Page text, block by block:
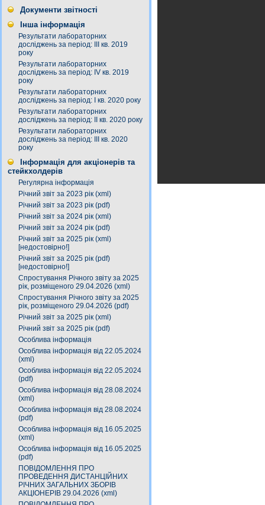
Документи звітності
Інша інформація
Результати лабораторних
досліджень за період: III кв. 2019
року
Результати лабораторних
досліджень за період: IV кв. 2019
року
Результати лабораторних
досліджень за період: I кв. 2020 року
Результати лабораторних
досліджень за період: ІI кв. 2020 року
Результати лабораторних
досліджень за період: ІІІ кв. 2020
року
Інформація для акціонерів та
стейкхолдерів
Регулярна інформація
Річний звіт за 2023 рік (xml)
Річний звіт за 2023 рік (pdf)
Річний звіт за 2024 рік (xml)
Річний звіт за 2024 рік (pdf)
Річний звіт за 2025 рік (xml)
[недостовірно!]
Річний звіт за 2025 рік (pdf)
[недостовірно!]
Спростування Річного звіту за 2025
рік, розміщеного 29.04.2026 (xml)
Спростування Річного звіту за 2025
рік, розміщеного 29.04.2026 (pdf)
Річний звіт за 2025 рік (xml)
Річний звіт за 2025 рік (pdf)
Особлива інформація
Особлива інформація від 22.05.2024
(xml)
Особлива інформація від 22.05.2024
(pdf)
Особлива інформація від 28.08.2024
(xml)
Особлива інформація від 28.08.2024
(pdf)
Особлива інформація від 16.05.2025
(xml)
Особлива інформація від 16.05.2025
(pdf)
ПОВІДОМЛЕННЯ ПРО
ПРОВЕДЕННЯ ДИСТАНЦІЙНИХ
РІЧНИХ ЗАГАЛЬНИХ ЗБОРІВ
АКЦІОНЕРІВ 29.04.2026 (xml)